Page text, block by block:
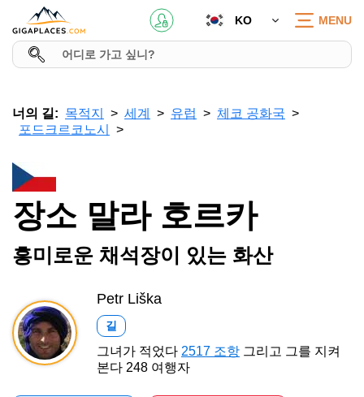
KO MENU
너의 길: 목적지 세계 유럽
체코 공화국
포드크르코노시
장소 말라 호르카
흥미로운 채석장이 있는 화산
Petr Liška
길
그녀가 적었다 2517 조항 그리고 그를 지켜
본다 248 여행자